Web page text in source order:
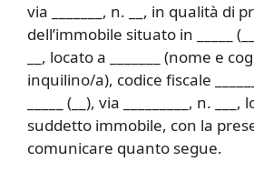
via _______, n. __, in qualità di
dell’immobile situato in _____
__, locato a _______ (nome e
inquilino/a), codice fiscale
_____ (__), via _________, n.
suddetto immobile, con la
comunicare quanto segue.